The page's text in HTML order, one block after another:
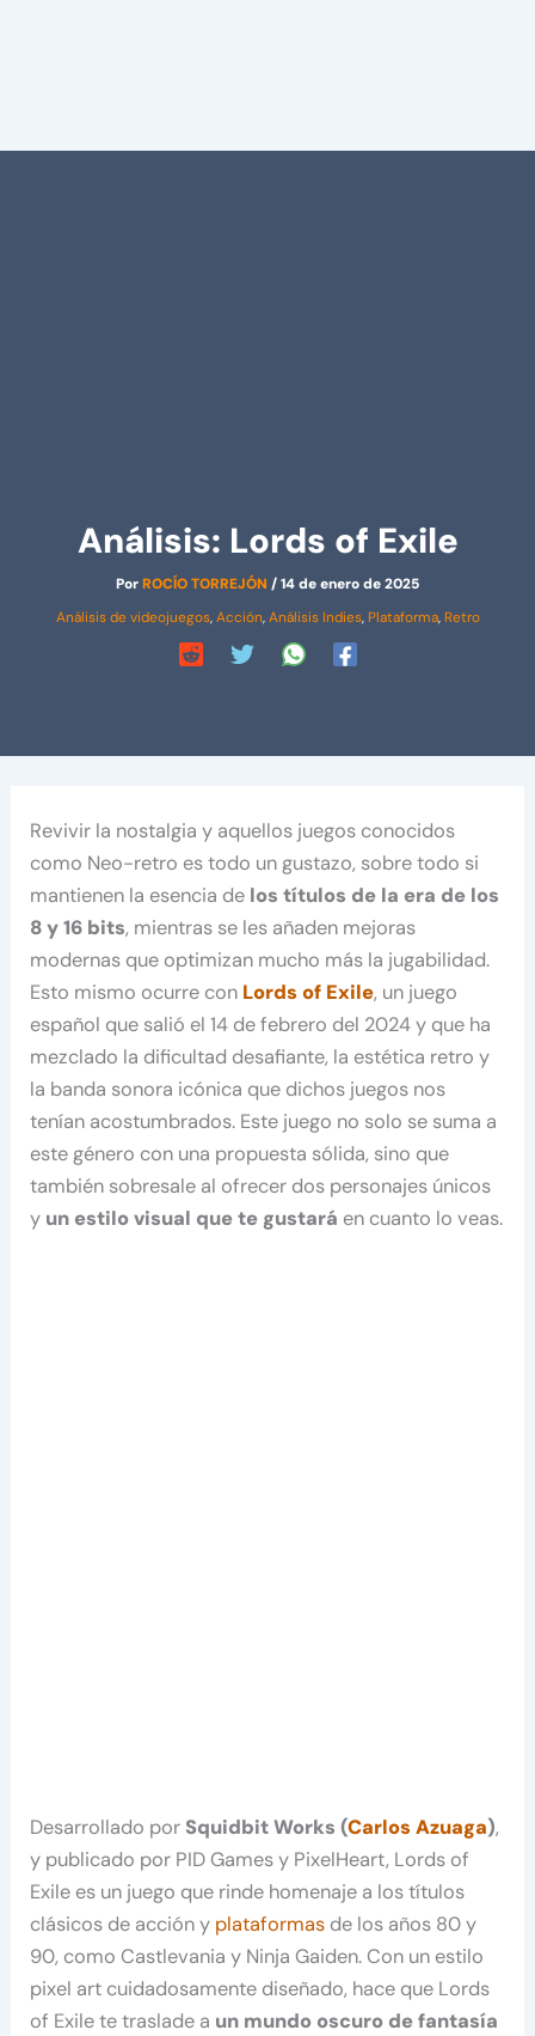
Análisis: Lords of Exile
PorROCÍO TORREJÓN /14 de enero de 2025
Análisis de videojuegos,Acción,Análisis Indies, Plataforma, Retro
Revivir la nostalgia y aquellos juegos conocidos
como Neo-retro es todo un gustazo, sobre todo si
mantienen la esencia de los títulos de la era de los
8 y 16 bits, mientras se les añaden mejoras
modernas que optimizan mucho más la jugabilidad.
Esto mismo ocurre con Lords of Exile, un juego
español que salió el 14 de febrero del 2024 y que ha
mezclado la dificultad desafiante, la estética retro y
la banda sonora icónica que dichos juegos nos
tenían acostumbrados. Este juego no solo se suma a
este género con una propuesta sólida, sino que
también sobresale al ofrecer dos personajes únicos
y un estilo visual que te gustará en cuanto lo veas.
Desarrollado por Squidbit Works (Carlos Azuaga),
y publicado por PID Games y PixelHeart, Lords of
Exile es un juego que rinde homenaje a los títulos
clásicos de acción y plataformas de los años 80 y
90, como Castlevania y Ninja Gaiden. Con un estilo
pixel art cuidadosamente diseñado, hace que Lords
of Exile te traslade a un mundo oscuro de fantasía